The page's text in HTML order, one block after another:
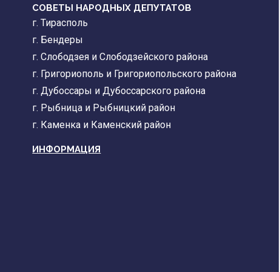
СОВЕТЫ НАРОДНЫХ ДЕПУТАТОВ
г. Тирасполь
г. Бендеры
г. Слободзея и Слободзейского района
г. Григориополь и Григориопольского района
г. Дубоссары и Дубоссарского района
г. Рыбница и Рыбницкий район
г. Каменка и Каменский район
ИНФОРМАЦИЯ